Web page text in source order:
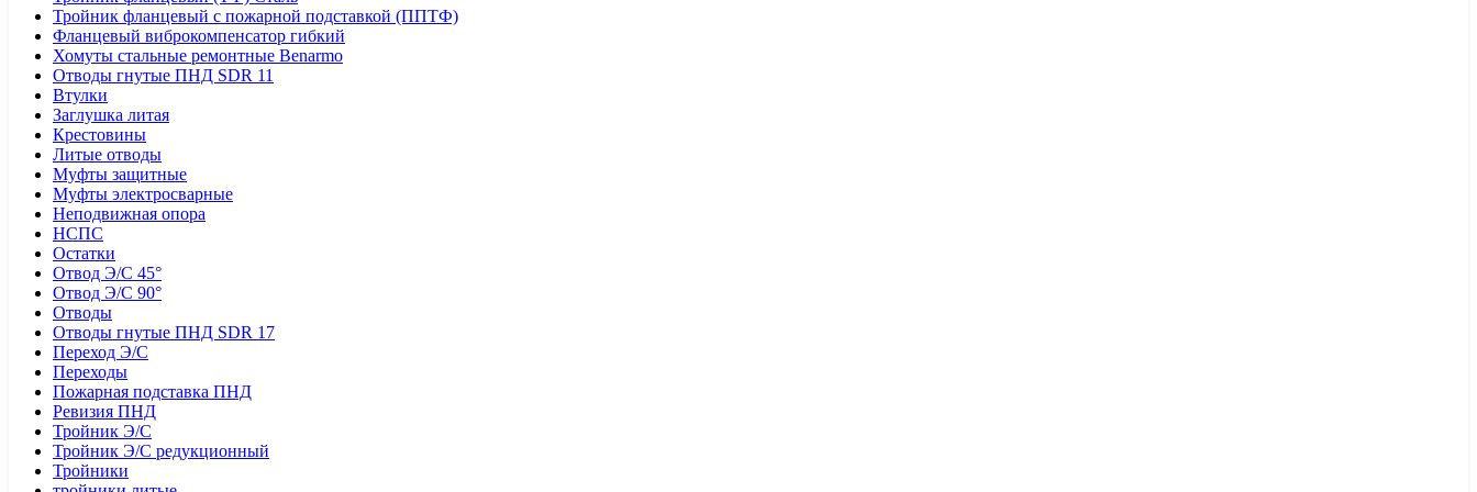
Тройник фланцевый с пожарной подставкой (ППТФ)
Фланцевый виброкомпенсатор гибкий
Хомуты стальные ремонтные Benarmo
Отводы гнутые ПНД SDR 11
Втулки
Заглушка литая
Крестовины
Литые отводы
Муфты защитные
Муфты электросварные
Неподвижная опора
НСПС
Остатки
Отвод Э/С 45°
Отвод Э/С 90°
Отводы
Отводы гнутые ПНД SDR 17
Переход Э/С
Переходы
Пожарная подставка ПНД
Ревизия ПНД
Тройник Э/С
Тройник Э/С редукционный
Тройники